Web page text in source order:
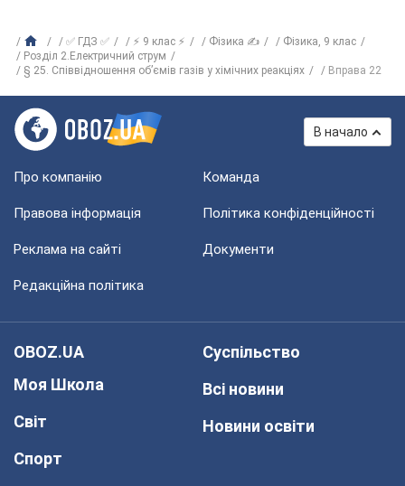
✅ ГДЗ ✅ ⚡ 9 клас ⚡ Фізика ✍
Фізика, 9 клас
Розділ 2.Електричний струм
§ 25. Співвідношення об’ємів газів у хімічних реакціях
Вправа 22
В начало
Про компанію Команда
Правова інформація Політика конфіденційності
Реклама на сайті Документи
Редакційна політика
OBOZ.UA
Моя Школа
Світ
Спорт
Суспільство
Всі новини
Новини освіти